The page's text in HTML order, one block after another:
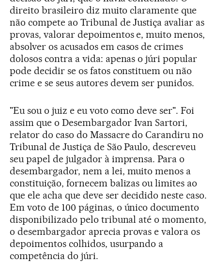
direito brasileiro diz muito claramente que
não compete ao Tribunal de Justiça avaliar as
provas, valorar depoimentos e, muito menos,
absolver os acusados em casos de crimes
dolosos contra a vida: apenas o júri popular
pode decidir se os fatos constituem ou não
crime e se seus autores devem ser punidos.
"Eu sou o juiz e eu voto como deve ser". Foi
assim que o Desembargador Ivan Sartori,
relator do caso do Massacre do Carandiru no
Tribunal de Justiça de São Paulo, descreveu
seu papel de julgador à imprensa. Para o
desembargador, nem a lei, muito menos a
constituição, fornecem balizas ou limites ao
que ele acha que deve ser decidido neste caso.
Em voto de 100 páginas, o único documento
disponibilizado pelo tribunal até o momento,
o desembargador aprecia provas e valora os
depoimentos colhidos, usurpando a
competência do júri.